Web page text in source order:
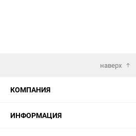
наверх
КОМПАНИЯ
ИНФОРМАЦИЯ